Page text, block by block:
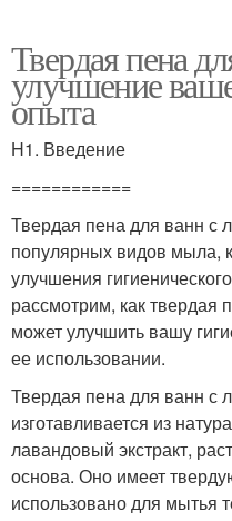
Твердая пена
улучшение
опыта
H1. Введение
============
Твердая пена для ванн с
популярных видов мыла,
улучшения
рассмотрим, как твердая
может улучшить вашу
ее использовании.
Твердая пена для ванн с
изготавливается из
лавандовый экстракт,
основа. Оно имеет
использовано для мытья